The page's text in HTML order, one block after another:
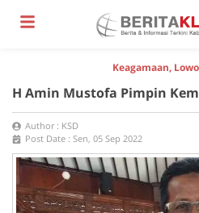
Keagamaan,
H Amin Mustofa Pimpin
Author : KSD
Post Date : Sen, 05 Sep 2022